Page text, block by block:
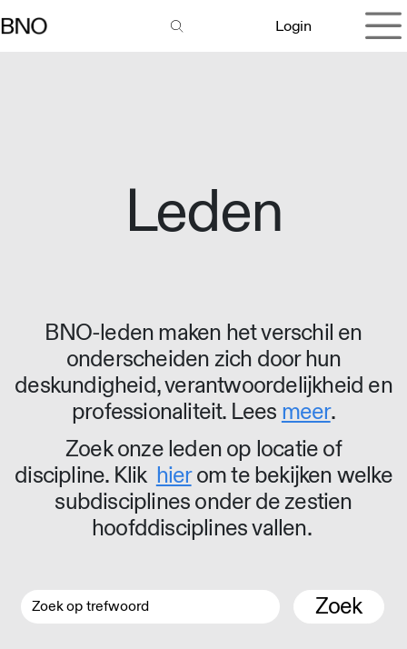
Login
Leden
BNO-leden maken het verschil en
onderscheiden zich door hun
deskundigheid, verantwoordelijkheid en
professionaliteit. Lees meer.
Zoek onze leden op locatie of
discipline. Klik hierom te bekijken welke
subdisciplines onder de zestien
hoofddisciplines vallen.
Zoek